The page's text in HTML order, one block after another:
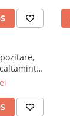
cu roti,
canapea,
x 43 x 17